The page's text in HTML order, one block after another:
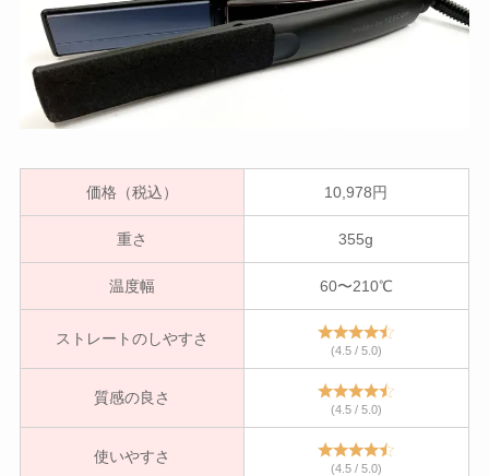
価格（税込） 10,978円
重さ 355g
温度幅 60〜210℃
ストレートのしやすさ
(4.5 / 5.0)
質感の良さ
(4.5 / 5.0)
使いやすさ
(4.5 / 5.0)